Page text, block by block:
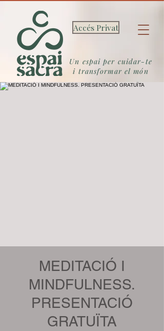
Accés Privat
Un espai per cuidar-te
i transformar el món
MEDITACIÓ I
MINDFULNESS.
PRESENTACIÓ
GRATUÏTA